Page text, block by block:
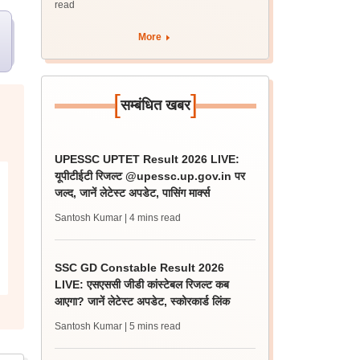
read
More
[सम्बंधित खबर]
UPESSC UPTET Result 2026 LIVE:
यूपीटीईटी रिजल्ट @upessc.up.gov.in पर
जल्द, जानें लेटेस्ट अपडेट, पासिंग मार्क्स
Santosh Kumar | 4 mins read
SSC GD Constable Result 2026
LIVE: एसएससी जीडी कांस्टेबल रिजल्ट कब
आएगा? जानें लेटेस्ट अपडेट, स्कोरकार्ड लिंक
Santosh Kumar | 5 mins read